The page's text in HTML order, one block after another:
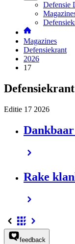
Defensie
Magazines
Defensiekrant
2026
17
Defensiekrant
Editie 17 2026
Rake
feedback